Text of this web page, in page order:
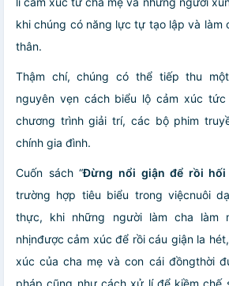
khi chúng có năng lực tự tạo lập và làm
thân.
Thậm chí, chúng có thể tiếp thu
nguyên vẹn cách biểu lộ cảm xúc
chương trình giải trí, các bộ phim
chính gia đình.
Cuốn sách “Đừng nổi giận để rồi hối
trường hợp tiêu biểu trong việcnuôi
thực, khi những người làm cha làm
nhịnđược cảm xúc để rồi cáu giận la
xúc của cha mẹ và con cái đồngthời
pháp cũng như cách xử lí để kiềm chế